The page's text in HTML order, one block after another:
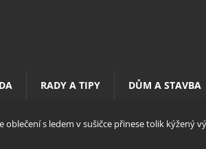
RADY A TIPY DŮM A STAVBA
oblečení s ledem v sušičce přinese tolik kýžený